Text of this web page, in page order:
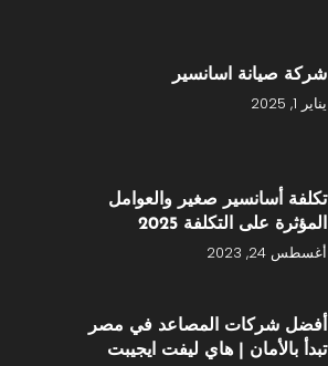
شركة صيانة اسانسير
يناير 1, 2025
تكلفة أسانسير صغير والعوامل
المؤثرة على التكلفة 2025
أغسطس 24, 2023
أفضل شركات المصاعد في مصر
تبدأ بالأمان | هاي ليفت ايجيبت